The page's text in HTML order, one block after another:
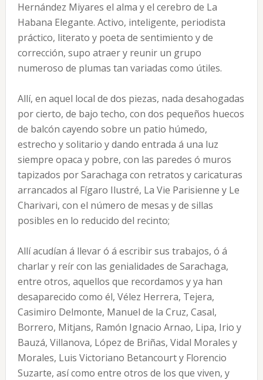
Hernández Miyares el alma y el cerebro de La
Habana Elegante. Activo, inteligente, periodista
práctico, literato y poeta de sentimiento y de
corrección, supo atraer y reunir un grupo
numeroso de plumas tan variadas como útiles.
Allí, en aquel local de dos piezas, nada desahogadas
por cierto, de bajo techo, con dos pequeños huecos
de balcón cayendo sobre un patio húmedo,
estrecho y solitario y dando entrada á una luz
siempre opaca y pobre, con las paredes ó muros
tapizados por Sarachaga con retratos y caricaturas
arrancados al Fígaro Ilustré, La Vie Parisienne y Le
Charivari, con el número de mesas y de sillas
posibles en lo reducido del recinto;
Allí acudían á llevar ó á escribir sus trabajos, ó á
charlar y reír con las genialidades de Sarachaga,
entre otros, aquellos que recordamos y ya han
desaparecido como él, Vélez Herrera, Tejera,
Casimiro Delmonte, Manuel de la Cruz, Casal,
Borrero, Mitjans, Ramón Ignacio Arnao, Lipa, Irio y
Bauzá, Villanova, López de Briñas, Vidal Morales y
Morales, Luis Victoriano Betancourt y Florencio
Suzarte, así como entre otros de los que viven, y